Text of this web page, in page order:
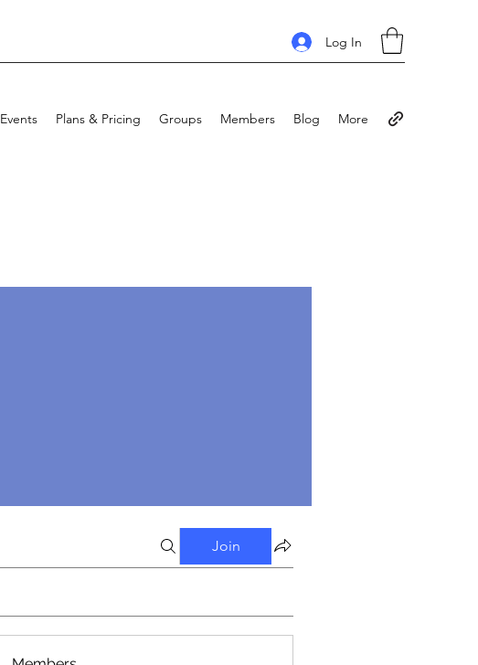
Log In
Events Plans & Pricing Groups Members Blog More
Join